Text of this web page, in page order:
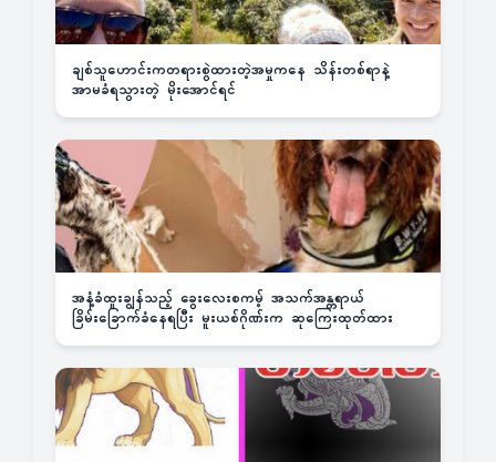
ချစ်သူဟောင်းကတရားစွဲထားတဲ့အမှုကနေ သိန်းတစ်ရာနဲ့
အာမခံရသွားတဲ့ မိုးအောင်ရင်
အနံ့ခံထူးချွန်သည့် ခွေးလေးစကမ့် အသက်အန္တရာယ်
ခြိမ်းခြောက်ခံနေရပြီး မူးယစ်ဂိုဏ်းက ဆုကြေးထုတ်ထား